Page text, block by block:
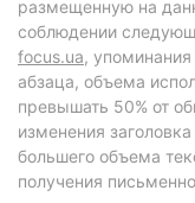
размещенную на
соблюдении
focus.ua,
абзаца, объема
превышать 50% от
изменения
большего объема
получения